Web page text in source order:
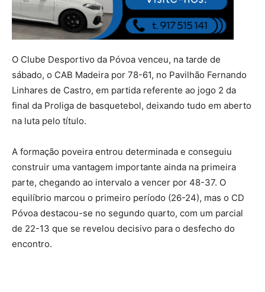
O Clube Desportivo da Póvoa venceu, na tarde de
sábado, o CAB Madeira por 78-61, no Pavilhão Fernando
Linhares de Castro, em partida referente ao jogo 2 da
final da Proliga de basquetebol, deixando tudo em aberto
na luta pelo título.
A formação poveira entrou determinada e conseguiu
construir uma vantagem importante ainda na primeira
parte, chegando ao intervalo a vencer por 48-37. O
equilíbrio marcou o primeiro período (26-24), mas o CD
Póvoa destacou-se no segundo quarto, com um parcial
de 22-13 que se revelou decisivo para o desfecho do
encontro.